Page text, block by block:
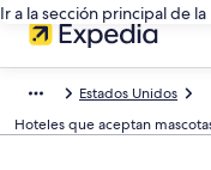
Ir a la sección principal de
Estados Unidos
Hoteles que aceptan